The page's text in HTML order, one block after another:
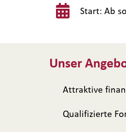
Start: Ab
Unser
Attraktive
Qualifizierte